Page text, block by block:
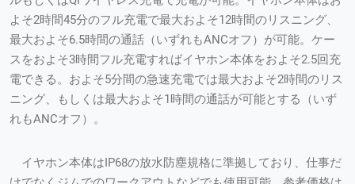
よそ2時間45分のフル充電で最大およそ12時間のリスニング、
最大およそ6.5時間の通話（いずれもANCオフ）が可能。ケー
スをおよそ3時間フル充電すればイヤホン本体をおよそ2.5回充
電できる。およそ5分間の急速充電では最大およそ2時間のリス
ニング、もしくは最大およそ1時間の通話が可能とする（いず
れもANCオフ）。
イヤホン本体はIP68の放水防塵規格に準拠しており、仕事だ